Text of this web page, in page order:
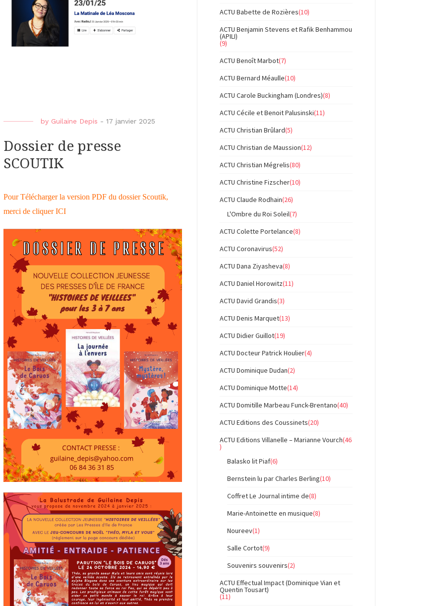
by Guilaine Depis - 17 janvier 2025
Dossier de presse
SCOUTIK
Pour Télécharger la version PDF du dossier Scoutik,
merci de cliquerICI
ACTU Babette de Rozières(10)
ACTU Benjamin Stevens et Rafik Benhammou
(APILI)
(9)
ACTU Benoît Marbot(7)
ACTU Bernard Méaulle(10)
ACTU Carole Buckingham (Londres)(8)
ACTU Cécile et Benoit Palusinski(11)
ACTU Christian Brûlard(5)
ACTU Christian de Maussion(12)
ACTU Christian Mégrelis(80)
ACTU Christine Fizscher(10)
ACTU Claude Rodhain(26)
L'Ombre du Roi Soleil(7)
ACTU Colette Portelance(8)
ACTU Coronavirus(52)
ACTU Dana Ziyasheva(8)
ACTU Daniel Horowitz(11)
ACTU David Grandis(3)
ACTU Denis Marquet(13)
ACTU Didier Guillot(19)
ACTU Docteur Patrick Houlier(4)
ACTU Dominique Dudan(2)
ACTU Dominique Motte(14)
ACTU Domitille Marbeau Funck-Brentano(40)
ACTU Editions des Coussinets(20)
ACTU Editions Villanelle – Marianne Vourch(46
)
Balasko lit Piaf(6)
Bernstein lu par Charles Berling(10)
Coffret Le Journal intime de(8)
Marie-Antoinette en musique(8)
Noureev(1)
Salle Cortot(9)
Souvenirs souvenirs(2)
ACTU Effectual Impact (Dominique Vian et
Quentin Tousart)
(11)